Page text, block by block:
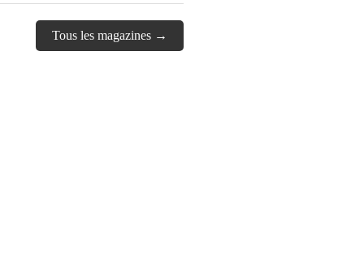
Tous les magazines →